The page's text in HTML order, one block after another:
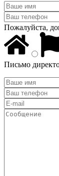
Пожалуйста,
Письмо